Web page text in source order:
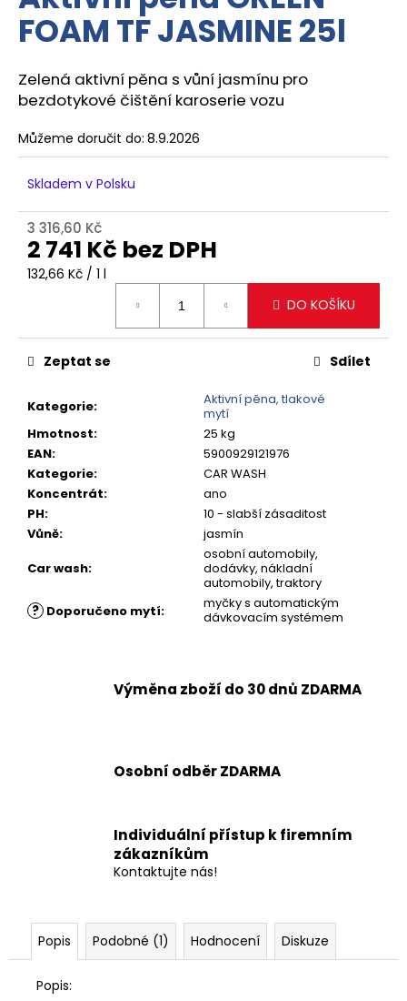
0,0
hvězdiček.
FOAM TF JASMINE 25l
Zelená aktivní pěna s vůní jasmínu pro
bezdotykové čištění karoserie vozu
Můžeme doručit do: 8.9.2026
Skladem v Polsku
3 316,60 Kč
2 741 Kč bez DPH
Měrná
132,66 Kč / 1 l
DO KOŠÍKU
Kategorie:
Aktivní pěna, tlakové
mytí
Hmotnost:
25 kg
EAN:
5900929121976
Kategorie:
CAR WASH
Koncentrát:
ano
PH:
10 - slabší zásaditost
Vůně:
jasmín
Car wash:
osobní automobily,
dodávky, nákladní
automobily, traktory
? Doporučeno mytí:
myčky s automatickým
dávkovacím systémem
Zeptat se Sdílet
Výměna zboží do 30 dnů ZDARMA
Osobní odběr ZDARMA
Individuální přístup k firemním
zákazníkům
Kontaktujte nás!
Popis Podobné (1) Hodnocení Diskuze
Popis:
a
j
í
t
HLEDAT
o
č
u
e
m
e
PŘÍPRAVEK
TENZI
MOTORPLAST